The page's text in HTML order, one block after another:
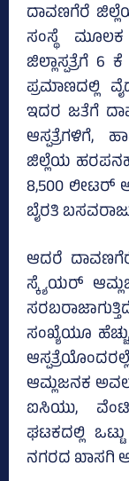
ದಾವಣಗೆರೆ
ಸಂಸ್ಥೆ
ಜಿಲ್ಲಾಸ್ಪತ್ರೆಗೆ
ಪ್ರಮಾಣದಲ್ಲಿ
ಇದರ ಜತೆಗೆ
ಆಸ್ಪತ್ರೆಗಳಿಗೆ,
ಜಿಲ್ಲೆಯ
8,500 ಲೀಟರ್‌
ಬೈರತಿ
ಆದರೆ
ಸ್ಕ್ಯೆಯರ್‌
ಸಂಖ್ಯೆಯೂ
ಆಮ್ಲಜನಕ
ಐಸಿಯು,
ಘಟಕದಲ್ಲಿ
ನಗರದ ಖಾಸಗಿ